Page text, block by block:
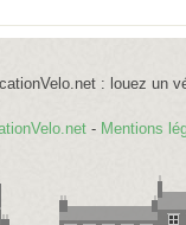
: louez un
- Mentions